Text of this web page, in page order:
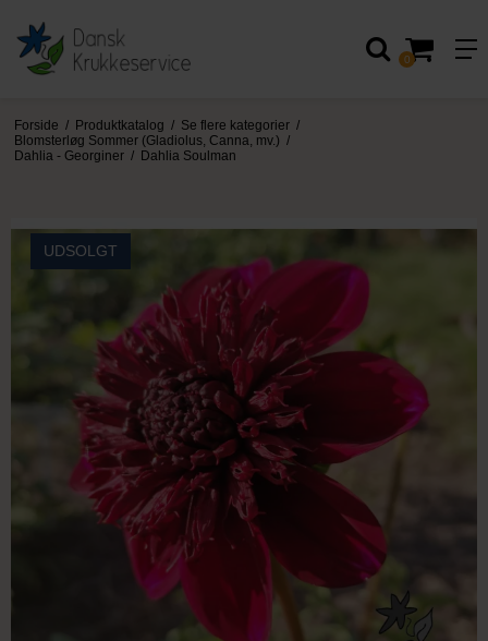
0
Forside / Produktkatalog / Se flere kategorier /
Blomsterløg Sommer (Gladiolus, Canna, mv.) /
Dahlia - Georginer / Dahlia Soulman
UDSOLGT